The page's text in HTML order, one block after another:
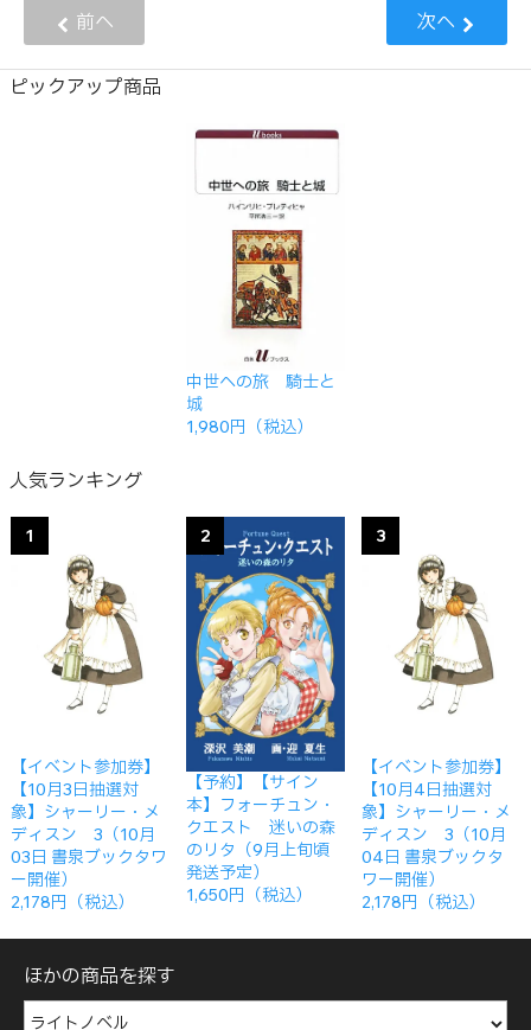
前へ 次へ
ピックアップ商品
中世への旅 騎士と
城
1,980円（税込）
人気ランキング
1
【イベント参加券】
【10月3日抽選対
象】シャーリー・メ
ディスン 3（10月
03日 書泉ブックタワ
ー開催）
2,178円（税込）
2
【予約】【サイン
本】フォーチュン・
クエスト 迷いの森
のリタ（9月上旬頃
発送予定）
1,650円（税込）
3
【イベント参加券】
【10月4日抽選対
象】シャーリー・メ
ディスン 3（10月
04日 書泉ブックタ
ワー開催）
2,178円（税込）
ほかの商品を探す